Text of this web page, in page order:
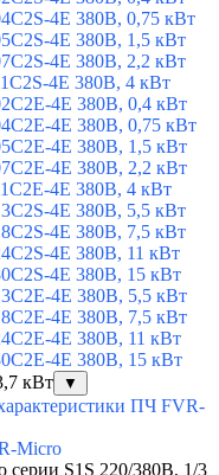
4E 380В, 0,75 кВт
4E 380В, 1,5 кВт
4E 380В, 2,2 кВт
4E 380В, 4 кВт
4E 380В, 0,4 кВт
4E 380В, 0,75 кВт
4E 380В, 1,5 кВт
4E 380В, 2,2 кВт
4E 380В, 4 кВт
4E 380В, 5,5 кВт
4E 380В, 7,5 кВт
4E 380В, 11 кВт
4E 380В, 15 кВт
4E 380В, 5,5 кВт
4E 380В, 7,5 кВт
4E 380В, 11 кВт
4E 380В, 15 кВт
кВт
▼
ПЧ FVR-
Micro
S1S 220/380В, 1/3